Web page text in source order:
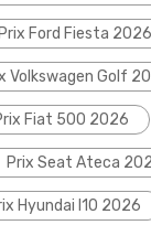
Prix Ford Fiesta 2026
Volkswagen Golf
Fiat 500 2026
Prix Seat Ateca
Hyundai I10 2026